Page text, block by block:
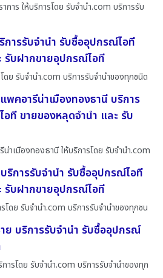
การ ให้บริการโดย รับจํานํา.com บริการรับ
ารรับจำนำ รับซื้ออุปกรณ์ไอที
รับฝากขายอุปกรณ์ไอที
ย รับจํานํา.com บริการรับจำนำของทุกชนิด
พคอารีน่าเมืองทองธานี บริการ
ที ขายของหลุดจำนำ และ รับ
าเมืองทองธานี ให้บริการโดย รับจํานํา.com
ริการรับจำนำ รับซื้ออุปกรณ์ไอที
รับฝากขายอุปกรณ์ไอที
ดย รับจํานํา.com บริการรับจำนำของทุกชน
ย บริการรับจำนำ รับซื้ออุปกรณ์
ารโดย รับจํานํา.com บริการรับจำนำของทุก